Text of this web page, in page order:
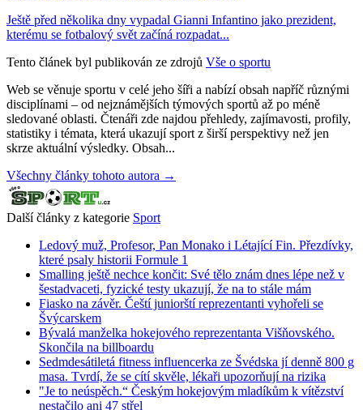
Ještě před několika dny vypadal Gianni Infantino jako prezident,
kterému se fotbalový svět začíná rozpadat...
Tento článek byl publikován ze zdrojů Vše o sportu
Web se věnuje sportu v celé jeho šíři a nabízí obsah napříč různými
disciplínami – od nejznámějších týmových sportů až po méně
sledované oblasti. Čtenáři zde najdou přehledy, zajímavosti, profily,
statistiky i témata, která ukazují sport z širší perspektivy než jen
skrze aktuální výsledky. Obsah...
Všechny články tohoto autora →
Další články z kategorie Sport
Ledový muž, Profesor, Pan Monako i Létající Fin. Přezdívky,
které psaly historii Formule 1
Smalling ještě nechce končit: Své tělo znám dnes lépe než v
šestadvaceti, fyzické testy ukazují, že na to stále mám
Fiasko na závěr. Čeští juniorští reprezentanti vyhořeli se
Švýcarskem
Bývalá manželka hokejového reprezentanta Višňovského.
Skončila na billboardu
Sedmdesátiletá fitness influencerka ze Švédska jí denně 800 g
masa. Tvrdí, že se cítí skvěle, lékaři upozorňují na rizika
"Je to neúspěch.“ Českým hokejovým mladíkům k vítězství
nestačilo ani 47 střel